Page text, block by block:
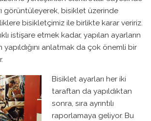
görüntüleyerek, bisiklet üzerinde
bisikletçimiz ile birlikte karar veririz.
istişare etmek kadar, yapılan ayarların
yapıldığını anlatmak da çok önemli bir
Bisiklet ayarları her iki
taraftan da yapıldıktan
sonra, sıra ayrıntılı
raporlamaya geliyor. Bu